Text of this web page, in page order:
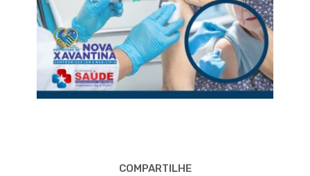
COMPARTILHE